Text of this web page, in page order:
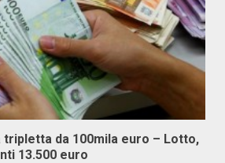
tripletta da 100mila euro – Lotto,
13.500 euro